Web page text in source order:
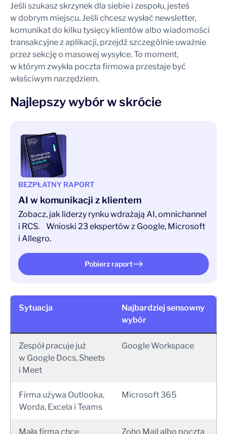
Jeśli szukasz skrzynek dla siebie i zespołu, jesteś
w dobrym miejscu. Jeśli chcesz wysłać newsletter,
komunikat do kilku tysięcy klientów albo wiadomości
transakcyjne z aplikacji, przejdź szczególnie uważnie
przez sekcję o masowej wysyłce. To moment,
w którym zwykła poczta firmowa przestaje być
właściwym narzędziem.
Najlepszy wybór w skrócie
BEZPŁATNY RAPORT
AI w komunikacji z klientem
Zobacz, jak liderzy rynku wdrażają AI, omnichannel
i RCS. Wnioski 23 ekspertów z Google, Microsoft
i Allegro.
Pobierz raport
Sytuacja
Najbardziej sensowny
wybór
Zespół pracuje już
w Google Docs, Sheets
i Meet
Google Workspace
Firma używa Outlooka,
Worda, Excela i Teams
Microsoft 365
Mała firma chce Zoho Mail albo poczta